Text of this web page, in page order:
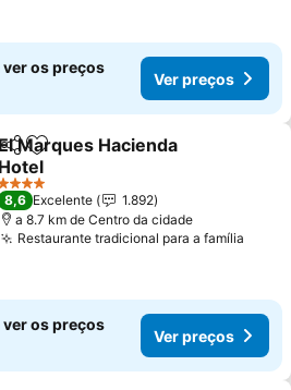
ver os preços
Ver preços
PartilharAdicionar aos favoritos
El Marques Hacienda
Hotel
preços
4 Estrelas
8,6 Excelente
1.892
a 8.7 km de Centro da cidade
Restaurante tradicional para a família
ver os preços
Ver preços